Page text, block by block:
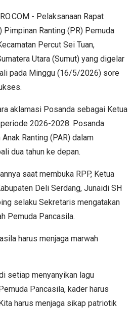
- Pelaksanaan Rapat
Ranting (PR) Pemuda
Percut Sei Tuan,
Utara (Sumut) yang digelar
pada Minggu (16/5/2026) sore
aklamasi Posanda sebagai Ketua
2026-2028. Posanda
Ranting (PAR) dalam
dua tahun ke depan.
saat membuka RPP, Ketua
Deli Serdang, Junaidi SH
selaku Sekretaris mengatakan
Pemuda Pancasila.
harus menjaga marwah
setiap menyanyikan lagu
Pancasila, kader harus
harus menjaga sikap patriotik